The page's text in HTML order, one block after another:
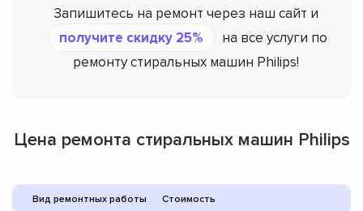
Запишитесь на ремонт через наш сайт и
получите скидку 25%
на все услуги по
ремонту стиральных машин Philips!
Цена ремонта стиральных машин Philips
Вид ремонтных работы Стоимость